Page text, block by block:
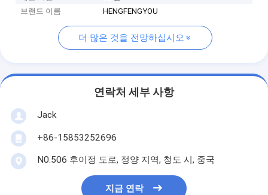
브랜드 이름
HENGFENGYOU
더 많은 것을 전망하십시오
연락처 세부 사항
Jack
+86-15853252696
N0.506 후이정 도로, 정양 지역, 청도 시, 중국
지금 연락